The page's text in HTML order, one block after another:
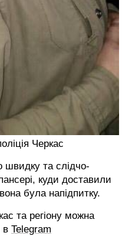
Черкас
швидку та слідчо-
куди доставили
була напідпитку.
та регіону можна
в Telegram